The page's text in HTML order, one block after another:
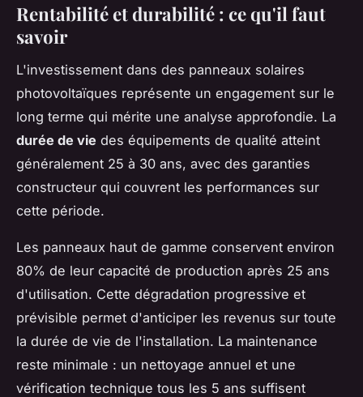
Rentabilité et durabilité : ce qu'il faut
savoir
L'investissement dans des panneaux solaires
photovoltaïques représente un engagement sur le
long terme qui mérite une analyse approfondie. La
durée de vie des équipements de qualité atteint
généralement 25 à 30 ans, avec des garanties
constructeur qui couvrent les performances sur
cette période.
Les panneaux haut de gamme conservent environ
80% de leur capacité de production après 25 ans
d'utilisation. Cette dégradation progressive et
prévisible permet d'anticiper les revenus sur toute
la durée de vie de l'installation. La maintenance
reste minimale : un nettoyage annuel et une
vérification technique tous les 5 ans suffisent